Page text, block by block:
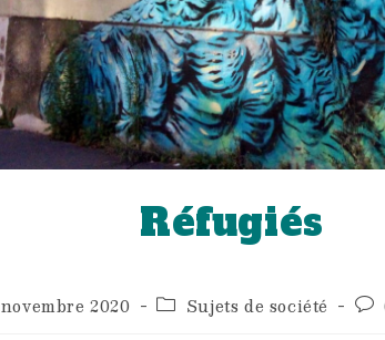
Réfugiés
2020 Post
category:
Sujets de société